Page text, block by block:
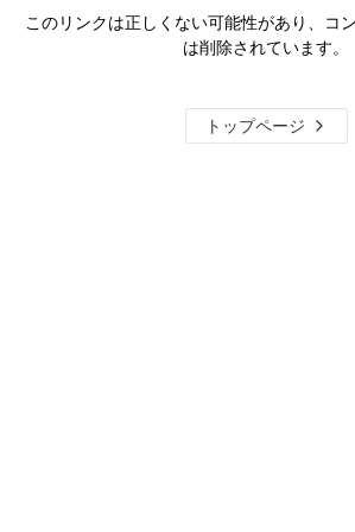
このリンクは正しくない可能性があり、コ
は削除されています。
トップページ